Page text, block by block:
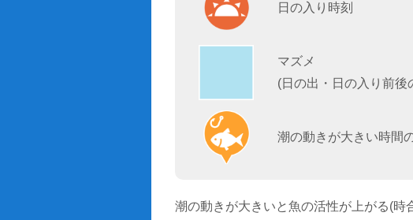
日の入り時刻
マズメ
(日の出・日の入り前後
潮の動きが大きい時間
潮の動きが大きいと魚の活性が上がる(